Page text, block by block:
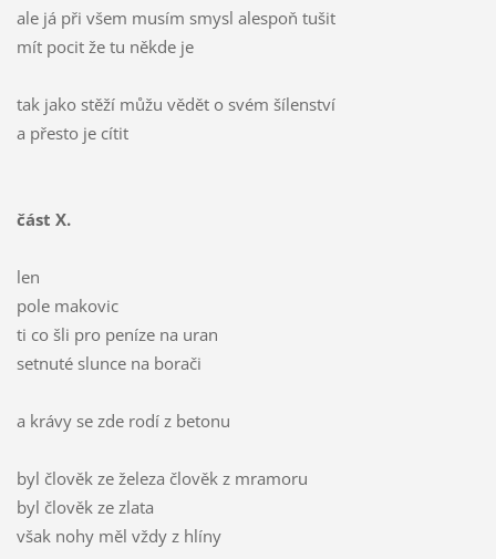
ale já při všem musím smysl alespoň tušit
mít pocit že tu někde je
tak jako stěží můžu vědět o svém šílenství
a přesto je cítit
část X.
len
pole makovic
ti co šli pro peníze na uran
setnuté slunce na borači
a krávy se zde rodí z betonu
byl člověk ze železa člověk z mramoru
byl člověk ze zlata
však nohy měl vždy z hlíny